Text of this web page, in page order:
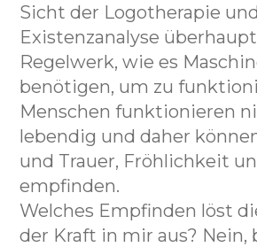
Sicht der Logotherapie
Existenzanalyse
Regelwerk, wie es
benötigen, um zu
Menschen funktionieren
lebendig und daher
und Trauer, Fröhlichkeit
empfinden.
Welches Empfinden löst
der Kraft in mir aus?